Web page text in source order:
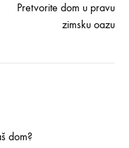
Pretvorite dom u pravu
zimsku oazu
dom?